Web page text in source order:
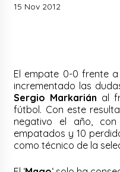
15 Nov 2012
El empate 0-0 frente
incrementado las
Sergio Markarián al
fútbol. Con este
negativo el año, con
empatados y 10
como técnico de la